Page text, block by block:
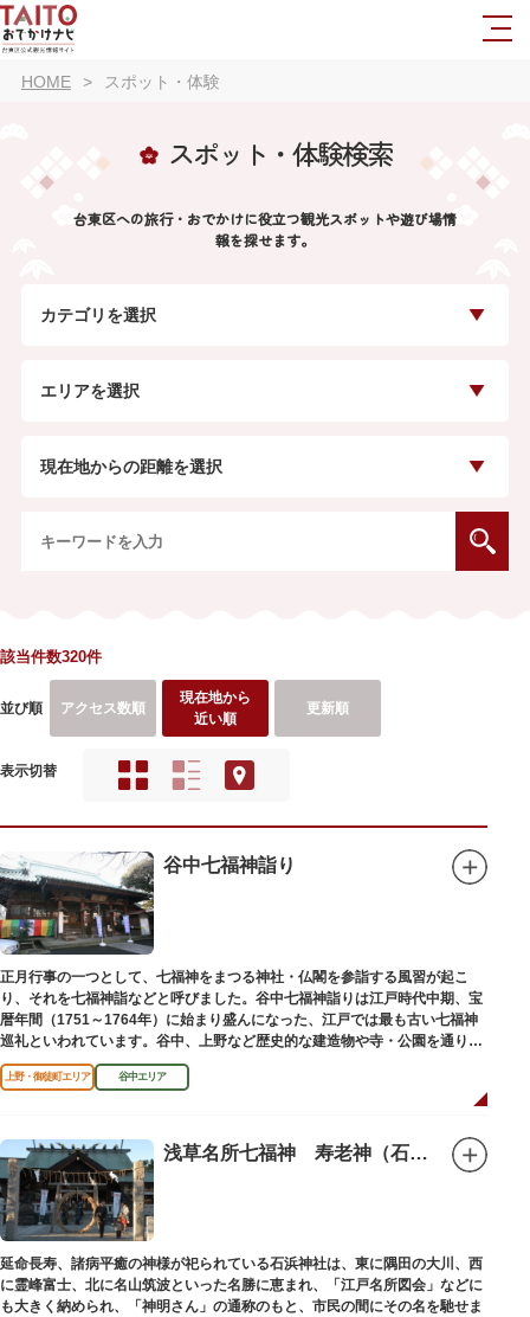
HOME スポット・体験
スポット・体験検索
台東区への旅行・おでかけに役立つ観光スポットや遊び場情
報を探せます。
カテゴリを選択
エリアを選択
現在地からの距離を選択
該当件数320件
並び順 アクセス数順
現在地から
近い順
更新順
表示切替
谷中七福神詣り
正月行事の一つとして、七福神をまつる神社・仏閣を参詣する風習が起こ
り、それを七福神詣などと呼びました。谷中七福神詣りは江戸時代中期、宝
暦年間（1751～1764年）に始まり盛んになった、江戸では最も古い七福神
巡礼といわれています。谷中、上野など歴史的な建造物や寺・公園を通りな
がら、ゆっくりと一日散策が楽しめるコースになっています。
上野・御徒町エリア 谷中エリア
浅草名所七福神 寿老神（石浜神社）
延命長寿、諸病平癒の神様が祀られている石浜神社は、東に隅田の大川、西
に霊峰富士、北に名山筑波といった名勝に恵まれ、「江戸名所図会」などに
も大きく納められ、「神明さん」の通称のもと、市民の間にその名を馳せま